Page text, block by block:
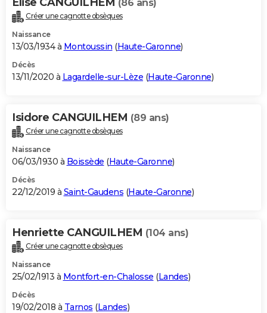
(86 ans)
Créer une cagnotte obsèques
Naissance
13/03/1934 à Montoussin (Haute-Garonne)
Décès
13/11/2020 à Lagardelle-sur-Lèze (Haute-Garonne)
Isidore CANGUILHEM (89 ans)
Créer une cagnotte obsèques
Naissance
06/03/1930 à Boissède (Haute-Garonne)
Décès
22/12/2019 à Saint-Gaudens (Haute-Garonne)
Henriette CANGUILHEM (104 ans)
Créer une cagnotte obsèques
Naissance
25/02/1913 à Montfort-en-Chalosse (Landes)
Décès
19/02/2018 à Tarnos (Landes)